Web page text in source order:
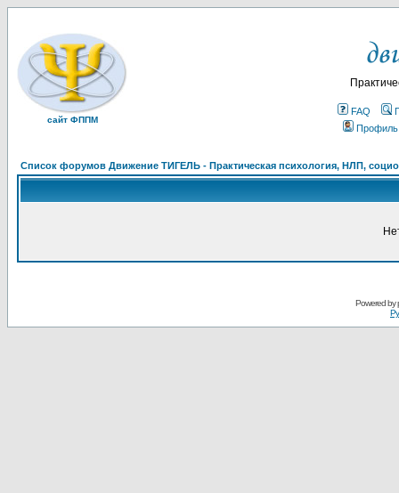
сайт ФППМ
FAQ
Профиль
Список форумов Движение ТИГЕЛЬ - Практическая психология, НЛП,
Powered by